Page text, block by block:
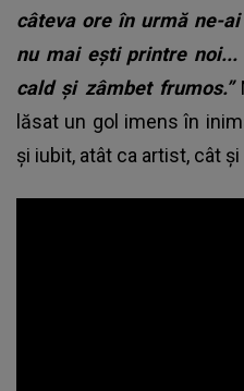
câteva ore în urmă ne-
nu mai ești printre
cald și zâmbet frumos.”
lăsat un gol imens în
și iubit, atât ca artist, cât și